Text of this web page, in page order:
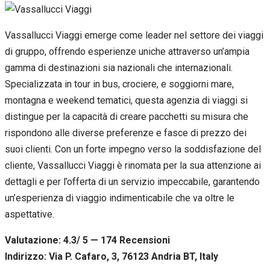
Vassallucci Viaggi emerge come leader nel settore dei viaggi
di gruppo, offrendo esperienze uniche attraverso un’ampia
gamma di destinazioni sia nazionali che internazionali.
Specializzata in tour in bus, crociere, e soggiorni mare,
montagna e weekend tematici, questa agenzia di viaggi si
distingue per la capacità di creare pacchetti su misura che
rispondono alle diverse preferenze e fasce di prezzo dei
suoi clienti. Con un forte impegno verso la soddisfazione del
cliente, Vassallucci Viaggi è rinomata per la sua attenzione ai
dettagli e per l’offerta di un servizio impeccabile, garantendo
un’esperienza di viaggio indimenticabile che va oltre le
aspettative.
Valutazione: 4.3/ 5 — 174 Recensioni
Indirizzo: Via P. Cafaro, 3, 76123 Andria BT, Italy